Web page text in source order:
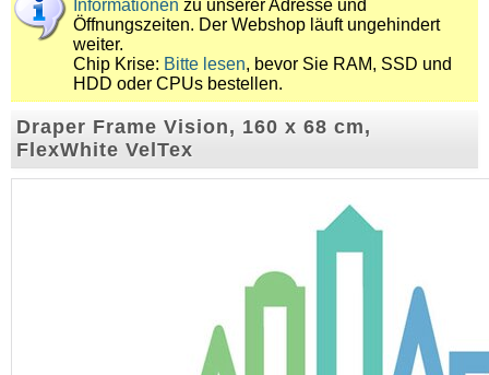
Informationen zu unserer Adresse und
Öffnungszeiten. Der Webshop läuft ungehindert
weiter.
Chip Krise: Bitte lesen, bevor Sie RAM, SSD und
HDD oder CPUs bestellen.
Draper Frame Vision, 160 x 68 cm,
FlexWhite VelTex